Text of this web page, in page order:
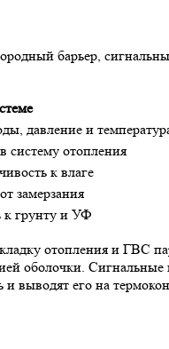
барьер,
давление и
систему отопления
к влаге
замерзания
к грунту и УФ
отопления и ГВС
оболочки.
его на